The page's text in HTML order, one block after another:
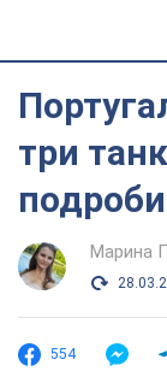
три
Марина
554